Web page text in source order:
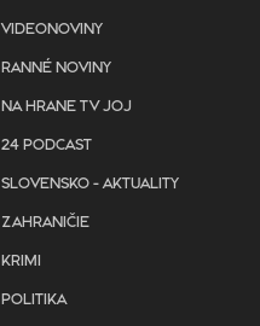
VIDEONOVINY
RANNÉ NOVINY
NA HRANE TV JOJ
24 PODCAST
SLOVENSKO - AKTUALITY
ZAHRANIČIE
KRIMI
POLITIKA